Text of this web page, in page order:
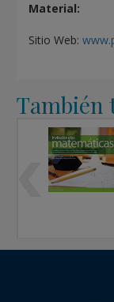
Material:
Sitio Web:
También